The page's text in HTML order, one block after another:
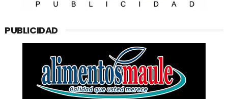
PUBLICIDAD